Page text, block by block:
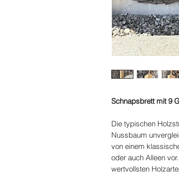
Schnapsbrett mit 9
Die typischen
Nussbaum
von einem
oder auch Alleen
wertvollsten